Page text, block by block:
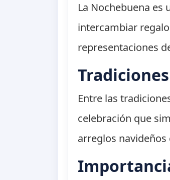
La Nochebuena es
intercambiar
representaciones
Entre las
celebración que
arreglos navideños